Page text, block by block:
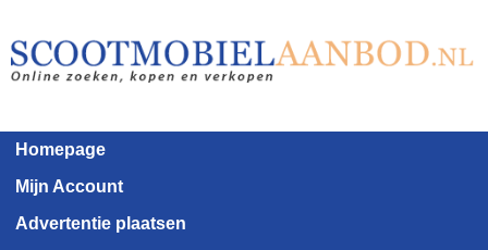
Homepage
Mijn Account
Advertentie plaatsen